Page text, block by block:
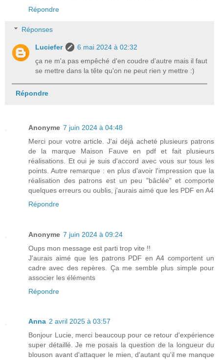
Répondre
Réponses
Luciefer
6 mai 2024 à 02:32
ça ne m'a pas empêché d'en coudre d'autre mais il faut
se mettre dans la tête qu'on ne peut rien y mettre :)
Répondre
Anonyme 7 juin 2024 à 04:48
Merci pour votre article. J'ai déjà acheté plusieurs patrons
de la marque Maison Fauve en pdf et fait plusieurs
réalisations. Et oui je suis d'accord avec vous sur tous les
points. Autre remarque : en plus d'avoir l'impression que la
réalisation des patrons est un peu "bâclée" et comporte
quelques erreurs ou oublis, j'aurais aimé que les PDF en A4
Répondre
Anonyme 7 juin 2024 à 09:24
Oups mon message est parti trop vite !!
J'aurais aimé que les patrons PDF en A4 comportent un
cadre avec des repères. Ça me semble plus simple pour
associer les éléments
Répondre
Anna 2 avril 2025 à 03:57
Bonjour Lucie, merci beaucoup pour ce retour d'expérience
super détaillé. Je me posais la question de la longueur du
blouson avant d'attaquer le mien, d'autant qu'il me manque